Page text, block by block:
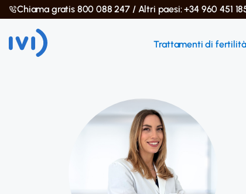
Chiama gratis 800 088 247 / Altri paesi: +34 960 451
Trattamenti di fertilità